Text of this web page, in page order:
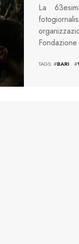
La
TAGS: #BARI #